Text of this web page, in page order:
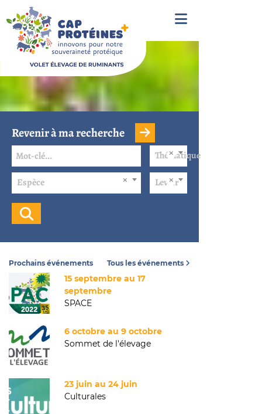
Revenir à ma recherche
Thématique
Espèce Levier
Prochains événements
15 septembre au 17
septembre
SPACE
6 octobre au 9 octobre
Sommet de l'élevage
23 juin au 24 juin
Culturales
Tous les événements